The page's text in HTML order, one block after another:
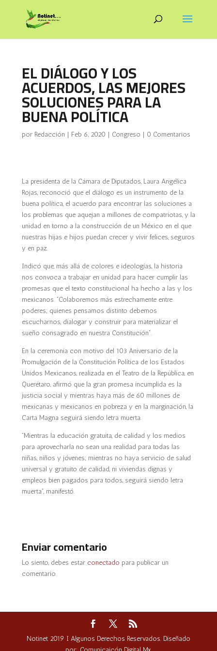
EL DIÁLOGO Y LOS
ACUERDOS, LAS MEJORES
SOLUCIONES PARA LA
BUENA POLÍTICA
por Redacción | Feb 6, 2020 | Congreso | 0 Comentarios
La presidenta de la Cámara de Diputados, Laura Angélica
Rojas, reconoció que el diálogo es un instrumento de la
buena política, el acuerdo para encontrar las soluciones a
los problemas que aquejan a millones de compatriotas, y la
unidad en torno a la construcción de un México en el que
nuestras hijas e hijos puedan crecer y vivir felices, seguros
y en paz.
Indicó que, más allá de colores e ideologías, la historia
nos convoca a trabajar en unidad para hacer cumplir las
promesas que el texto constitucional ha hecho a las y los
mexicanos. “Colaboremos más estrechamente entre
poderes; quienes pensamos distinto debemos
escucharnos, dialogar y construir para materializar el
sueño consagrado en nuestra Constitución”.
En la ceremonia con motivo del 103 Aniversario de la
Promulgación de la Constitución Política de los Estados
Unidos Mexicanos, realizada en el Teatro de la República, en
Querétaro, afirmó que la gran promesa incumplida es la
justicia social y mientras haya más de 60 millones de
mexicanas y mexicanos en pobreza y en la marginación, la
Carta Magna seguirá siendo letra muerta.
“Mientras la educación gratuita, de calidad y los medios
para aprovecharla no sean una realidad para todas las
niñas, niños y jóvenes; mientras no haya servicio de salud
universal y gratuito de calidad, ni viviendas dignas y
empleos bien pagados para todos, seguirá siendo letra
muerta”, manifestó.
Enviar comentario
Lo siento, debes estar conectado para publicar un
comentario.
Notinet 2019 I Algunos Derechos Reservados. Diseñado